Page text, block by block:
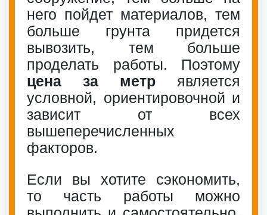
него пойдет материалов, тем
больше грунта придется
вывозить, тем больше
проделать работы. Поэтому
цена за метр является
условной, ориентировочной и
зависит от всех
вышеперечисленных
факторов.
Если вы хотите сэкономить,
то часть работы можно